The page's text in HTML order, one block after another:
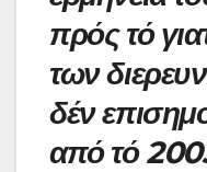
πρός τό
των
δέν
από τό